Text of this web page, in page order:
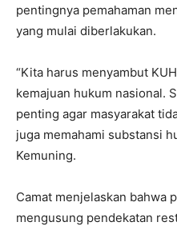
pentingnya pemahaman
yang mulai diberlakukan.
“Kita harus menyambut
kemajuan hukum nasional.
penting agar masyarakat
juga memahami substansi
Kemuning.
Camat menjelaskan bahwa
mengusung pendekatan